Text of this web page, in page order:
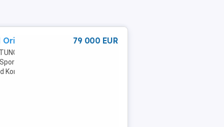
KontaktAutoscout24.de
79 000 EUR